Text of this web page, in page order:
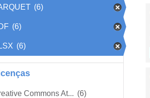
(6)
(6)
(6)
Commons At... (6)